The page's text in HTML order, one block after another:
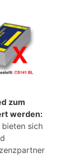
zum
werden:
sich